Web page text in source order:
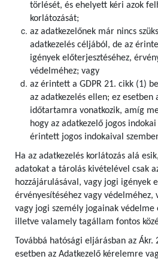
törlését, és ehelyett kéri azok
korlátozását;
az adatkezelőnek már nincs
adatkezelés céljából, de az
igények előterjesztéséhez,
védelméhez; vagy
az érintett a GDPR 21. cikk (1)
az adatkezelés ellen; ez esetben
időtartamra vonatkozik, amíg
hogy az adatkezelő jogos
érintett jogos indokaival
Ha az adatkezelés korlátozás alá
adatokat a tárolás kivételével csak
hozzájárulásával, vagy jogi igények
érvényesítéséhez vagy védelméhez,
vagy jogi személy jogainak védelme
illetve valamely tagállam fontos
Továbbá hatósági eljárásban az
esetben az Adatkezelő kérelemre